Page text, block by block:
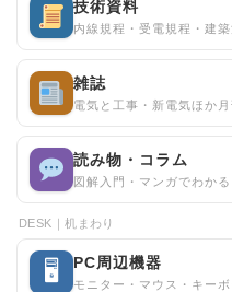
技術資料
内線規程・受電規程・建
雑誌
電気と工事・新電気ほか
読み物・コラム
図解入門・マンガでわかる
DESK｜机まわり
🖥 PC周辺機器
モニター・マウス・キーボ